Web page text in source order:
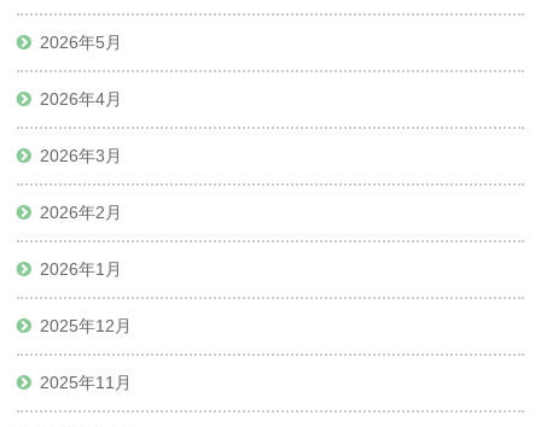
2026年5月
2026年4月
2026年3月
2026年2月
2026年1月
2025年12月
2025年11月